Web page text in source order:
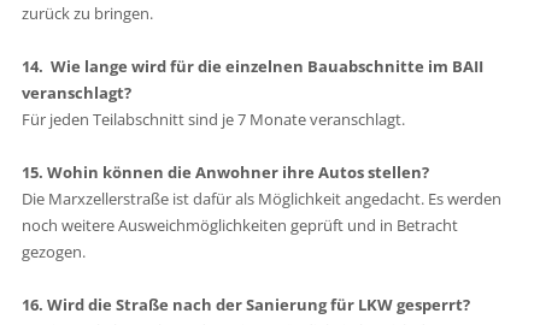
zurück zu bringen.
14. Wie lange wird für die einzelnen Bauabschnitte im BAII
veranschlagt?
Für jeden Teilabschnitt sind je 7 Monate veranschlagt.
15. Wohin können die Anwohner ihre Autos stellen?
Die Marxzellerstraße ist dafür als Möglichkeit angedacht. Es werden
noch weitere Ausweichmöglichkeiten geprüft und in Betracht
gezogen.
16. Wird die Straße nach der Sanierung für LKW gesperrt?